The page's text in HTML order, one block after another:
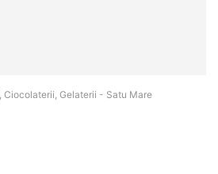
Ciocolaterii, Gelaterii - Satu Mare